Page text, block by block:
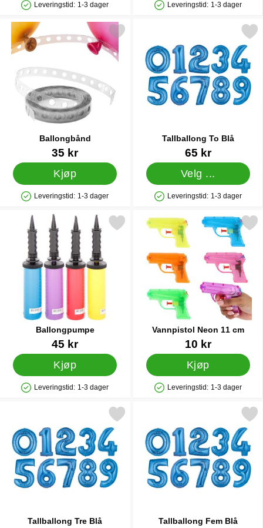
Produkttilgjengelighet: På lager
Leveringstid: 1-3 dager
Produkttilgjengelighet: På lager
Leveringstid: 1-3 dager
Ballongbånd
Varenummer 21211
35 kr
Kjøp
Produkttilgjengelighet: På lager
Leveringstid: 1-3 dager
Merk ballongbånd som favoritt
Tallballong To Blå
Varenummer 5067
65 kr
Velg ...
Produkttilgjengelighet: På lager
Leveringstid: 1-3 dager
Merk tallballong To
Ballongpumpe
Varenummer 9838
45 kr
Kjøp
Produkttilgjengelighet: På lager
Leveringstid: 1-3 dager
Merk ballongpumpe som favoritt
Vannpistol Neon 11 cm
Varenummer 91583
10 kr
Kjøp
Produkttilgjengelighet: På lager
Leveringstid: 1-3 dager
Merk vannpistol Neon
Tallballong Tre Blå
Merk tallballong Tre Blå som favoritt
Tallballong Fem Blå
Merk tallballong Fem